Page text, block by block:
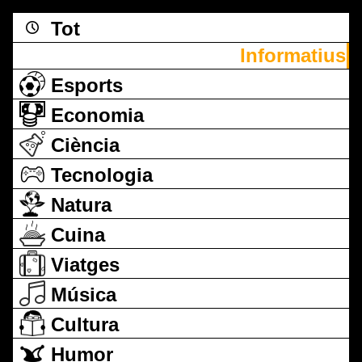
Tot
Informatius
Esports
Economia
Ciència
Tecnologia
Natura
Cuina
Viatges
Música
Cultura
Humor